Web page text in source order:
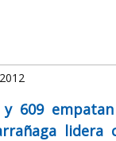
y 609
lidera